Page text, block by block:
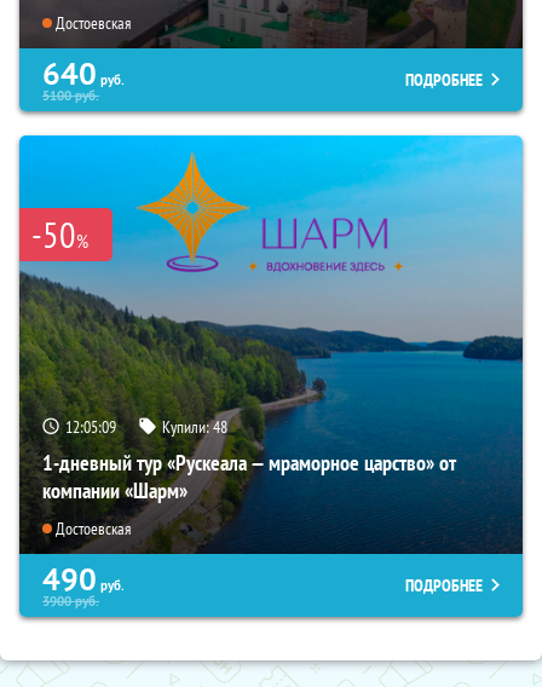
Достоевская
640 руб.
5100руб.
ПОДРОБНЕЕ
-50%
12:05:08 Купили:48
1-дневный тур «Рускеала — мраморное царство» от
компании «Шарм»
Достоевская
490 руб.
3900руб.
ПОДРОБНЕЕ